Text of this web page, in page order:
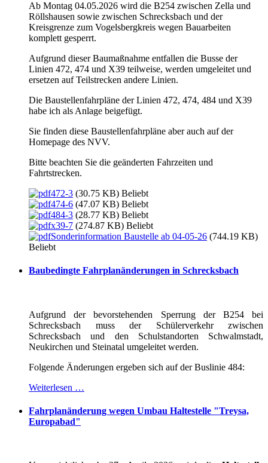
Ab Montag 04.05.2026 wird die B254 zwischen Zella und
Röllshausen sowie zwischen Schrecksbach und der
Kreisgrenze zum Vogelsbergkreis wegen Bauarbeiten
komplett gesperrt.
Aufgrund dieser Baumaßnahme entfallen die Busse der
Linien 472, 474 und X39 teilweise, werden umgeleitet und
ersetzen auf Teilstrecken andere Linien.
Die Baustellenfahrpläne der Linien 472, 474, 484 und X39
habe ich als Anlage beigefügt.
Sie finden diese Baustellenfahrpläne aber auch auf der
Homepage des NVV.
Bitte beachten Sie die geänderten Fahrzeiten und
Fahrtstrecken.
472-3 (30.75 KB) Beliebt
474-6 (47.07 KB) Beliebt
484-3 (28.77 KB) Beliebt
x39-7 (274.87 KB) Beliebt
Sonderinformation Baustelle ab 04-05-26 (744.19 KB)
Beliebt
Baubedingte Fahrplanänderungen in Schrecksbach
Aufgrund der bevorstehenden Sperrung der B254 bei
Schrecksbach muss der Schülerverkehr zwischen
Schrecksbach und den Schulstandorten Schwalmstadt,
Neukirchen und Steinatal umgeleitet werden.
Folgende Änderungen ergeben sich auf der Buslinie 484:
Weiterlesen …
Fahrplanänderung wegen Umbau Haltestelle "Treysa,
Europabad"